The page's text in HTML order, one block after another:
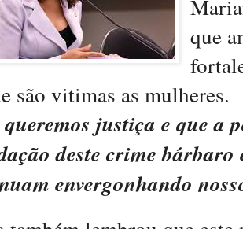
que
são vitimas as mulheres.
queremos justiça e que a
deste crime bárbaro
envergonhando